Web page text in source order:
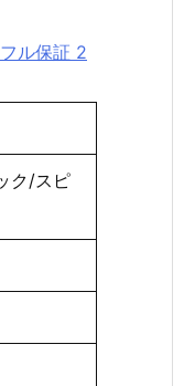
ル保証 2
ク/スピ